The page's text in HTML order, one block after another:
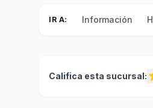
IR A: Información
Califica esta sucursal: